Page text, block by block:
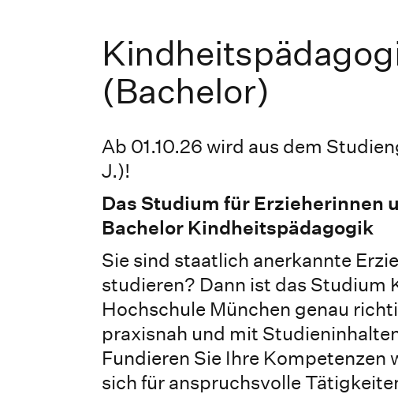
(Bachelor)
Ab 01.10.26 wird aus dem
J.)!
Das Studium für Erzieherinnen
Bachelor Kindheitspädagogik
Sie sind staatlich anerkannte
studieren? Dann ist das Studium
Hochschule München genau
praxisnah und mit
Fundieren Sie Ihre
sich für anspruchsvolle